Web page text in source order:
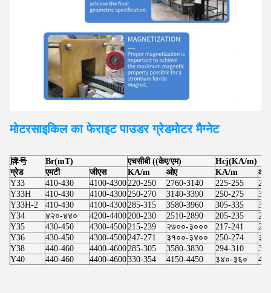
मोटरसाइकिल का फेराइट पाउडर ग्रेडमोटर मैग्नेट
牌号
ग्रेड
Br(mT) एचसीबी ((केए/एम)
Hcj(KA/m)
एमटी
जीएस KA/m ओए KA/m
ओए
Y33
410-430 4100-4300 220-250 2760-3140 225-255
Y33H
410-430 4100-4300 250-270 3140-3390 250-275
Y33H-2
410-430 4100-4300 285-315 3580-3960 305-335
Y34
४२०-४४० 4200-4400 200-230 2510-2890 205-235
Y35
430-450 4300-4500 215-239 २७००-३००० 217-241
Y36
430-450 4300-4500 247-271 ३१००-३४०० 250-274
Y38
440-460 4400-4600 285-305 3580-3830 294-310
Y40
440-460 4400-4600330-354 4150-4450 ३४०-३६०